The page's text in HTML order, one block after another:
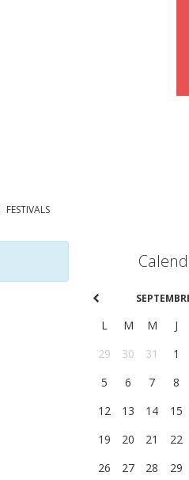
FESTIVALS
L M M J
29
30 31 1
5
6 7 8
12
13 14 15
19
20 21 22
26
27 28 29